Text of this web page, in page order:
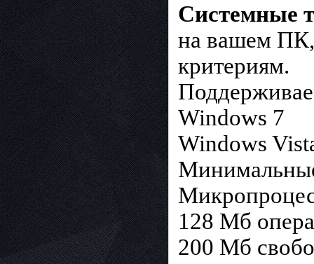
Системные
на вашем ПК,
критериям.
Windows 7
Windows
128 Мб
200 Мб